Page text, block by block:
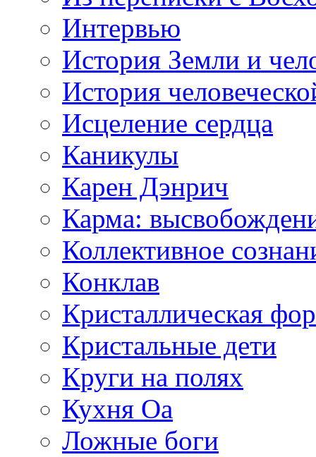
Интервью
История Земли и
История
Исцеление сердца
Каникулы
Карен Дэнрич
Карма:
Коллективное
Конклав
Кристаллическая
Кристальные дети
Круги на полях
Кухня Оа
Ложные боги